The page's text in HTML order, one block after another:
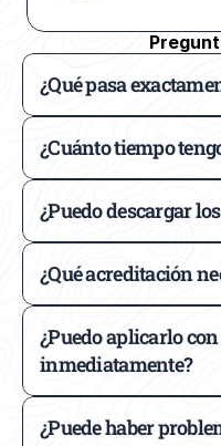
¿Qué pasa
¿Cuánto tiempo
¿Puedo descargar
¿Qué acreditación
¿Puedo aplicarlo
inmediatamente?
¿Puede haber